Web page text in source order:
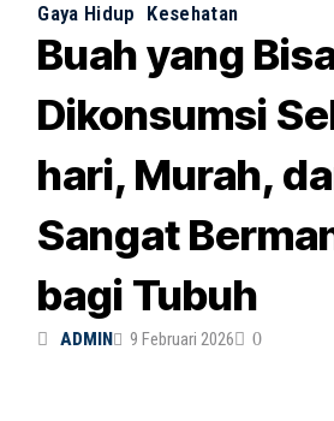
Gaya Hidup Kesehatan
Buah yang
Dikonsumsi
hari, Murah,
Sangat
bagi Tubuh
ADMIN 9 Februari 2026 0